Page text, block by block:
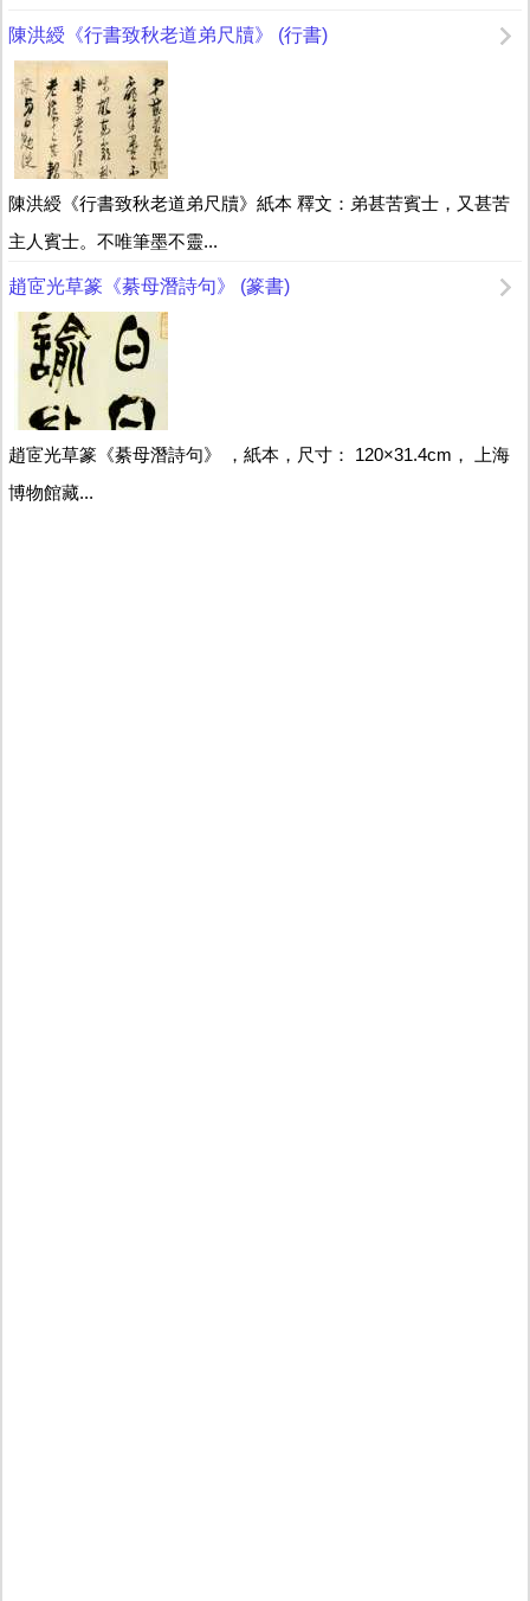
陳洪綬《行書致秋老道弟尺牘》 (行書)
陳洪綬《行書致秋老道弟尺牘》紙本 釋文：弟甚苦賓士，又甚苦
主人賓士。不唯筆墨不靈...
趙宧光草篆《綦母潛詩句》 (篆書)
趙宧光草篆《綦母潛詩句》 ，紙本，尺寸： 120×31.4cm， 上海
博物館藏...